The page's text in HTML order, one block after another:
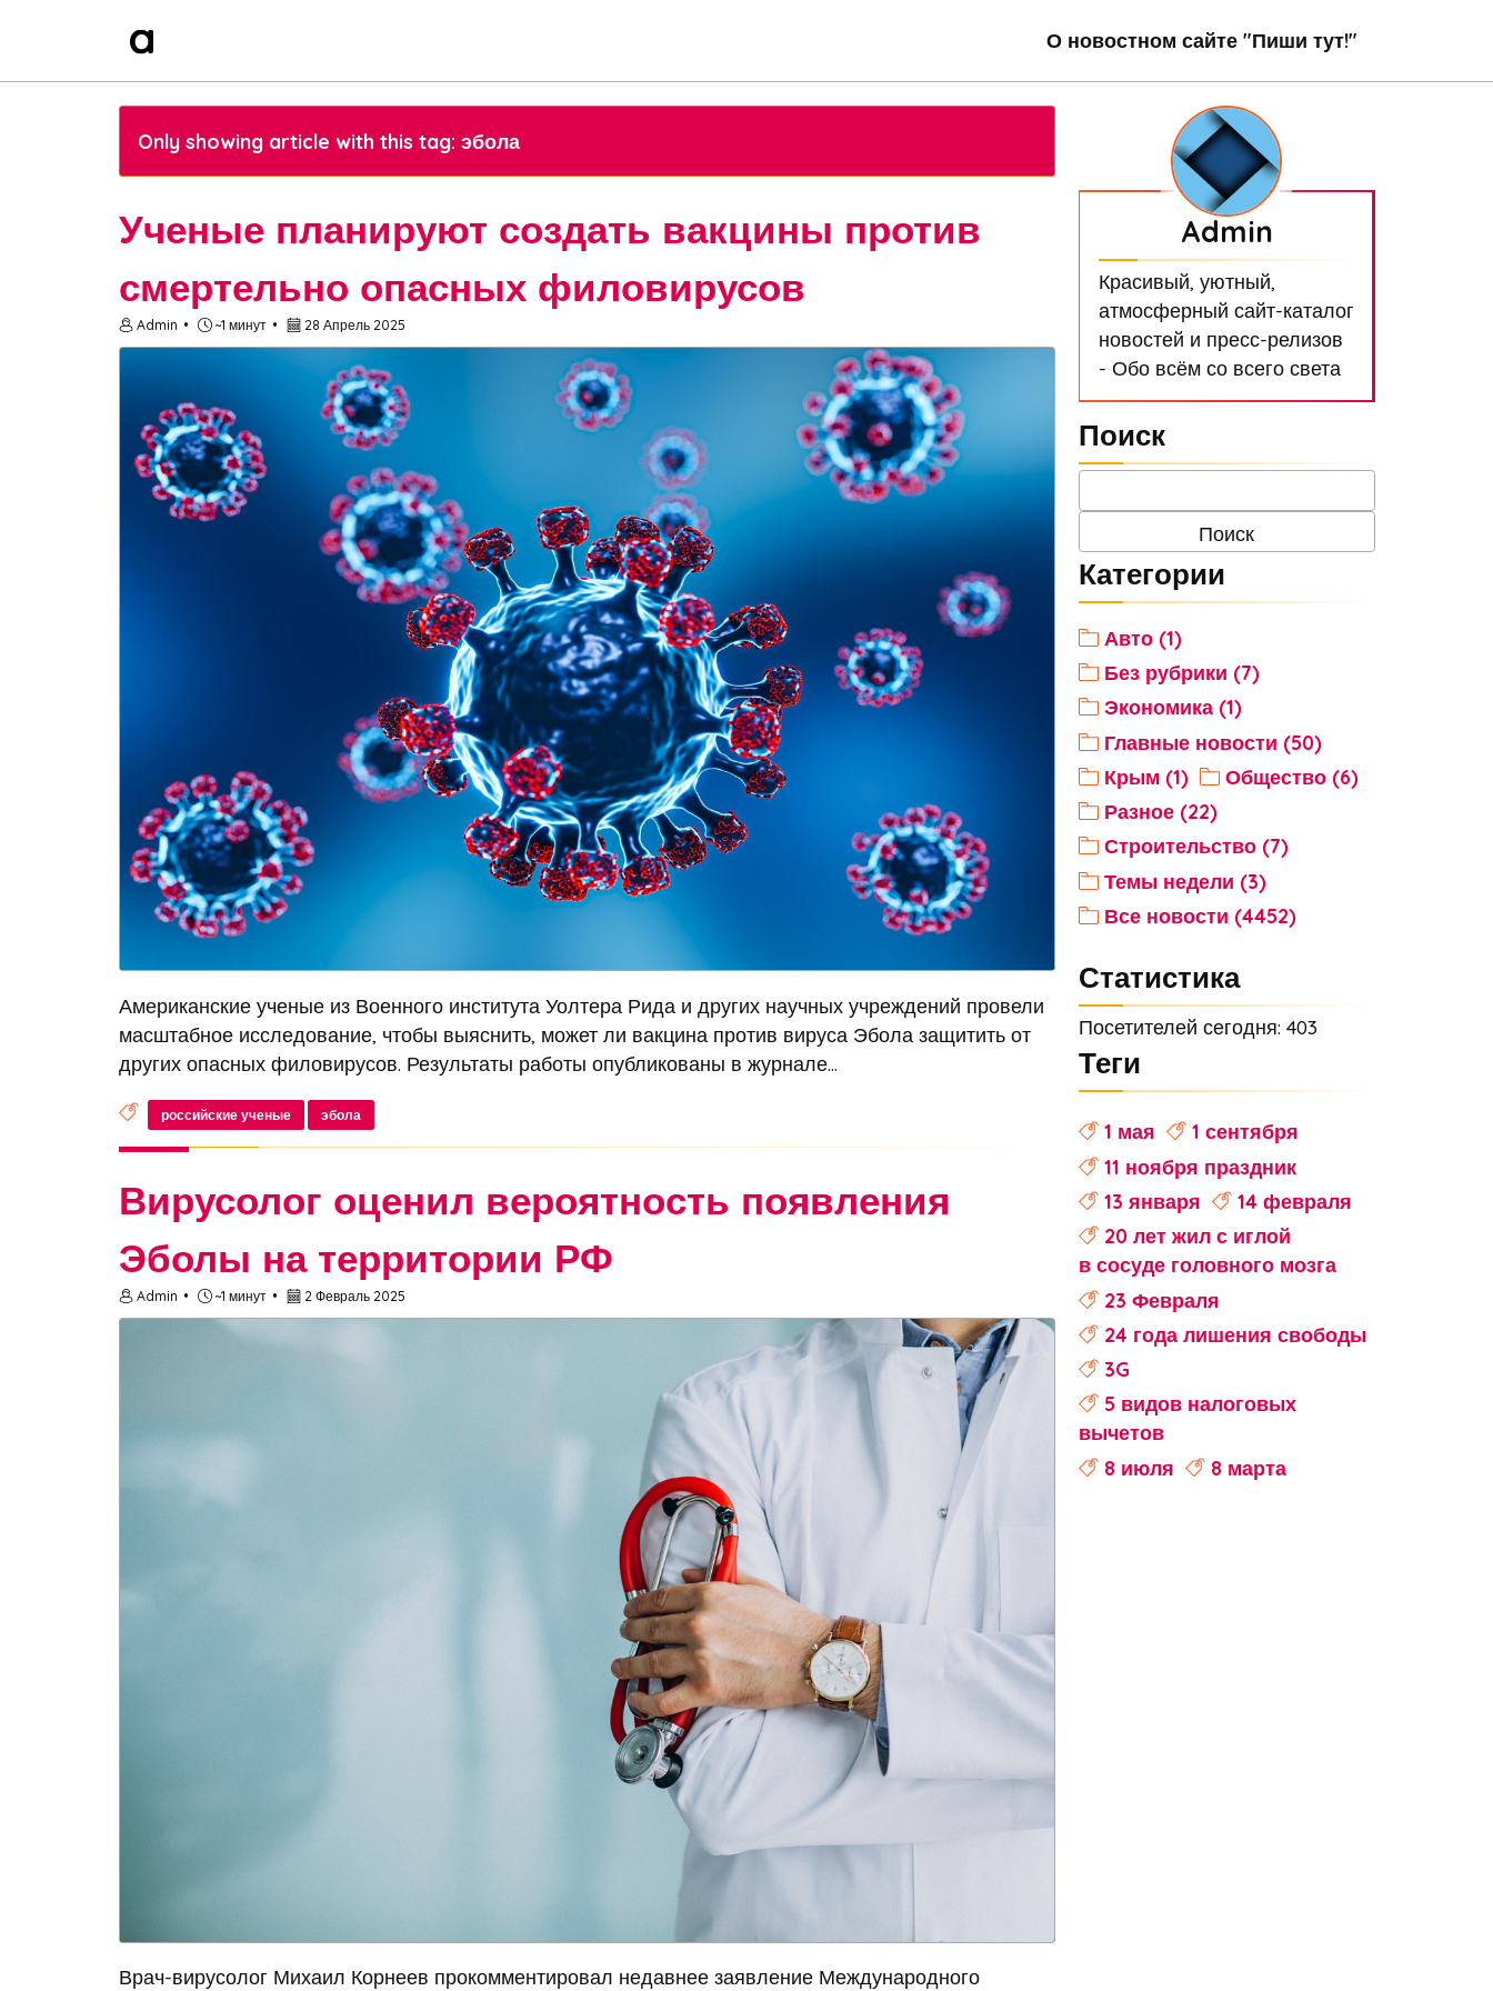
О новостном сайте "Пиши тут!"
Only showing article with this tag: эбола
Ученые планируют создать вакцины против
смертельно опасных филовирусов
Admin ~1 минут 28 Апрель 2025
Американские ученые из Военного института Уолтера Рида и других научных учреждений провели
масштабное исследование, чтобы выяснить, может ли вакцина против вируса Эбола защитить от
других опасных филовирусов. Результаты работы опубликованы в журнале...
российские ученые эбола
Вирусолог оценил вероятность появления
Эболы на территории РФ
Admin ~1 минут 2 Февраль 2025
Врач-вирусолог Михаил Корнеев прокомментировал недавнее заявление Международного
Admin
Красивый, уютный,
атмосферный сайт-каталог
новостей и пресс-релизов
- Обо всём со всего света
Поиск
Категории
Авто (1)
Без рубрики (7)
Экономика (1)
Главные новости (50)
Крым (1)
Общество (6)
Разное (22)
Строительство (7)
Темы недели (3)
Все новости (4452)
Статистика
Посетителей сегодня: 403
Теги
1 мая
1 сентября
11 ноября праздник
13 января
14 февраля
20 лет жил с иглой
в сосуде головного мозга
23 Февраля
24 года лишения свободы
3G
5 видов налоговых
вычетов
8 июля
8 марта